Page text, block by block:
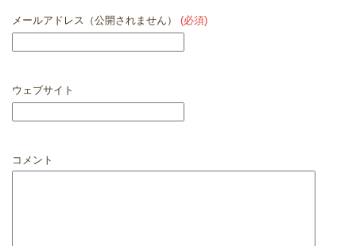
メールアドレス（公開されません） (必須)
ウェブサイト
コメント